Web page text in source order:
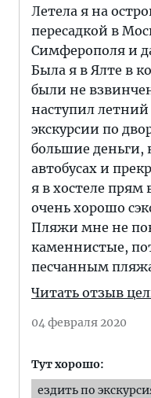
Летела я на
пересадкой в
Симферополя и
Была я в Ялте в
были не
наступил летний
экскурсии по
большие деньги,
автобусах и
я в хостеле прям
очень хорошо
Пляжи мне не
каменнистые,
песчанным
Читать отзыв
04 февраля 2020
Тут хорошо:
ездить по